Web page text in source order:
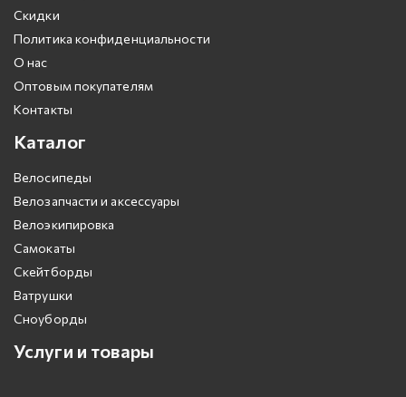
Скидки
Политика конфиденциальности
О нас
Оптовым покупателям
Контакты
Каталог
Велосипеды
Велозапчасти и аксессуары
Велоэкипировка
Самокаты
Скейтборды
Ватрушки
Сноуборды
Услуги и товары